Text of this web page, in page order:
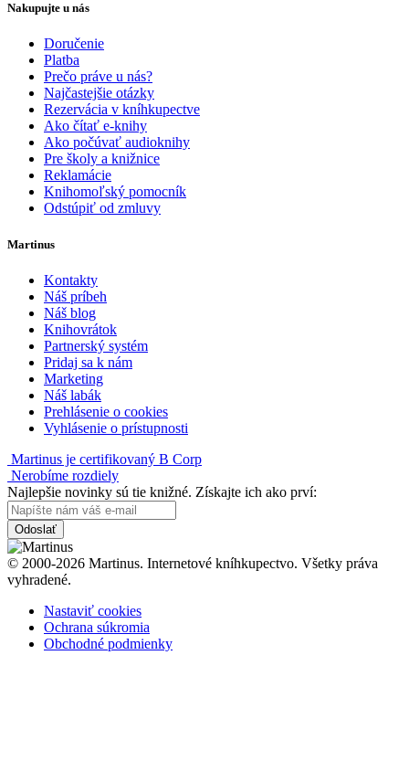
Nakupujte u nás
Doručenie
Platba
Prečo práve u nás?
Najčastejšie otázky
Rezervácia v kníhkupectve
Ako čítať e-knihy
Ako počúvať audioknihy
Pre školy a knižnice
Reklamácie
Knihomoľský pomocník
Odstúpiť od zmluvy
Martinus
Kontakty
Náš príbeh
Náš blog
Knihovrátok
Partnerský systém
Pridaj sa k nám
Marketing
Náš labák
Prehlásenie o cookies
Vyhlásenie o prístupnosti
Martinus je certifikovaný B Corp
Nerobíme rozdiely
Najlepšie novinky sú tie knižné. Získajte ich ako prví:
Odoslať
© 2000-2026 Martinus. Internetové kníhkupectvo. Všetky práva
vyhradené.
Nastaviť cookies
Ochrana súkromia
Obchodné podmienky